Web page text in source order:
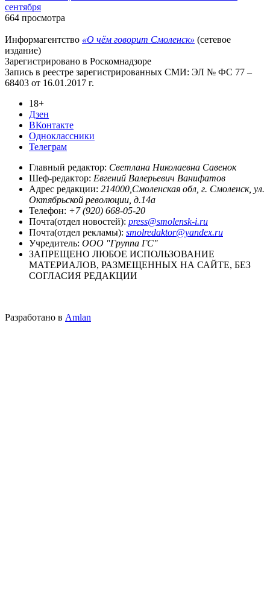
сентября
664 просмотра
Информагентство «О чём говорит Смоленск» (сетевое
издание)
Зарегистрировано в Роскомнадзоре
Запись в реестре зарегистрированных СМИ: ЭЛ № ФС 77 –
68403 от 16.01.2017 г.
18+
Дзен
ВКонтакте
Одноклассники
Телеграм
Главный редактор: Светлана Николаевна Савенок
Шеф-редактор: Евгений Валерьевич Ванифатов
Адрес редакции: 214000,Смоленская обл, г. Смоленск, ул.
Октябрьской революции, д.14а
Телефон: +7 (920) 668-05-20
Почта(отдел новостей): press@smolensk-i.ru
Почта(отдел рекламы): smolredaktor@yandex.ru
Учредитель: ООО "Группа ГС"
ЗАПРЕЩЕНО ЛЮБОЕ ИСПОЛЬЗОВАНИЕ
МАТЕРИАЛОВ, РАЗМЕЩЕННЫХ НА САЙТЕ, БЕЗ
СОГЛАСИЯ РЕДАКЦИИ
Разработано в Amlan